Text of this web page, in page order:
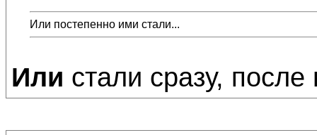
Или постепенно ими стали...
Или стали сразу,